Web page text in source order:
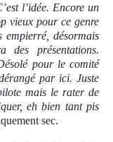
l’idée. Encore un
vieux pour ce genre
empierré, désormais
des présentations.
pour le comité
par ici. Juste
mais le rater de
eh bien tant pis
sec.